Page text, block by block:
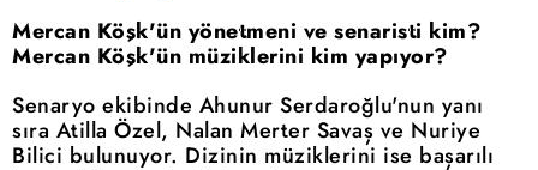
Mercan Köşk'ün yönetmeni ve senaristi kim?
Mercan Köşk'ün müziklerini kim yapıyor?
Senaryo ekibinde Ahunur Serdaroğlu'nun yanı
sıra Atilla Özel, Nalan Merter Savaş ve Nuriye
Bilici bulunuyor. Dizinin müziklerini ise başarılı